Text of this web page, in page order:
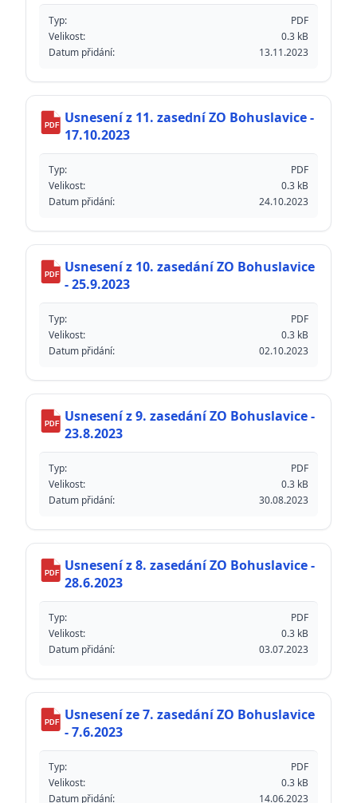
Typ:
PDF
Velikost:
0.3 kB
Datum přidání:
13.11.2023
PDF
Usnesení z 11. zasední ZO Bohuslavice -
17.10.2023
Typ:
PDF
Velikost:
0.3 kB
Datum přidání:
24.10.2023
PDF
Usnesení z 10. zasedání ZO Bohuslavice
- 25.9.2023
Typ:
PDF
Velikost:
0.3 kB
Datum přidání:
02.10.2023
PDF
Usnesení z 9. zasedání ZO Bohuslavice -
23.8.2023
Typ:
PDF
Velikost:
0.3 kB
Datum přidání:
30.08.2023
PDF
Usnesení z 8. zasedání ZO Bohuslavice -
28.6.2023
Typ:
PDF
Velikost:
0.3 kB
Datum přidání:
03.07.2023
PDF
Usnesení ze 7. zasedání ZO Bohuslavice
- 7.6.2023
Typ:
PDF
Velikost:
0.3 kB
Datum přidání:
14.06.2023